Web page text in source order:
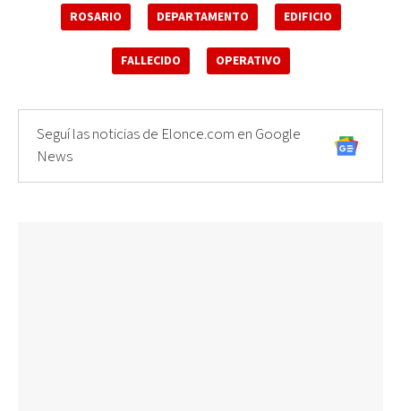
ROSARIO DEPARTAMENTO EDIFICIO
FALLECIDO OPERATIVO
Seguí las noticias de Elonce.com en Google
News